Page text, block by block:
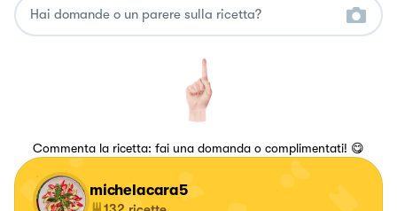
Commenta la ricetta: fai una domanda o complimentati! 😋
michelacara5